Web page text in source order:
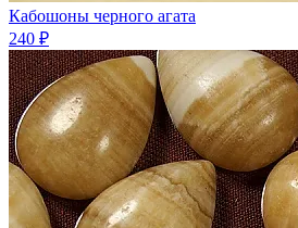
Кабошоны черного агата
240 ₽